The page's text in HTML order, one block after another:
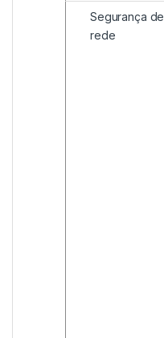
Segurança de
rede